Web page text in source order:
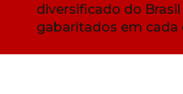
diversificado do
gabaritados em cada